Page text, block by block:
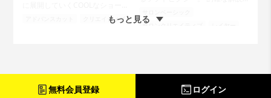
スタイル。 マスターピースなテ
クリエイティブ
ショートをカットしていきま
サロンクリエイティブ
もっと見る
無料会員登録 ログイン